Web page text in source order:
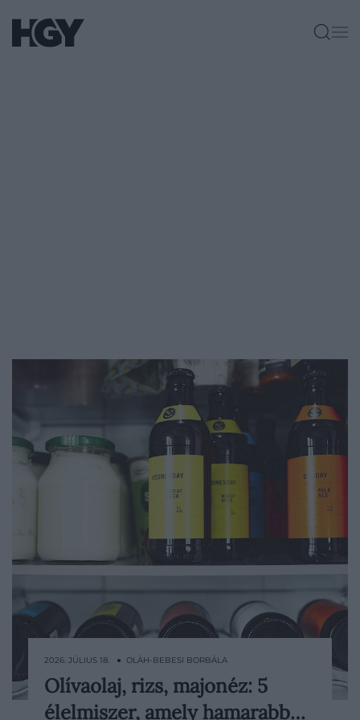
Sok alapélelmiszerről hajlamosak vagyunk
azt gondolni, hogy szinte korlátlan ideig
2026. JÚLIUS 18. ● OLÁH-BEBESI BORBÁLA
Olívaolaj, rizs, majonéz: 5
élelmiszer, amely hamarabb…